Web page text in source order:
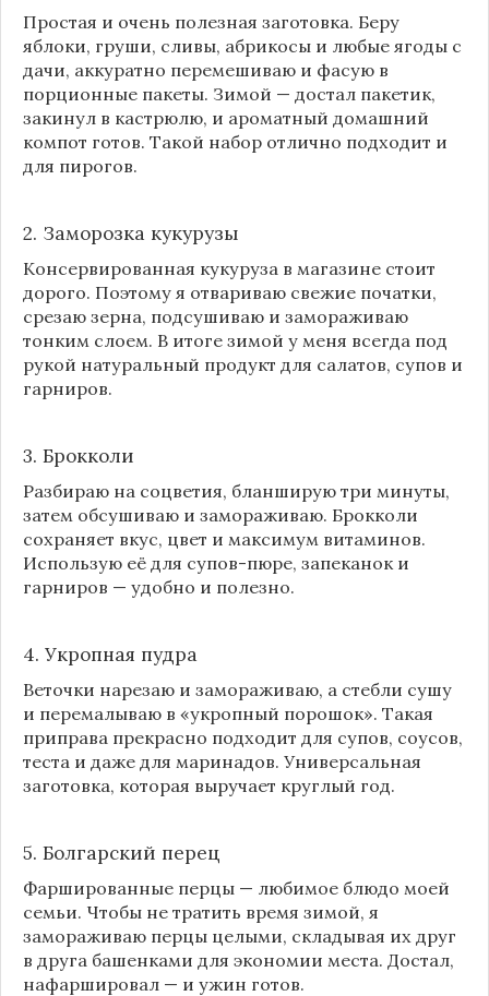
Простая и очень полезная заготовка. Беру
яблоки, груши, сливы, абрикосы и любые ягоды с
дачи, аккуратно перемешиваю и фасую в
порционные пакеты. Зимой — достал пакетик,
закинул в кастрюлю, и ароматный домашний
компот готов. Такой набор отлично подходит и
для пирогов.
2. Заморозка кукурузы
Консервированная кукуруза в магазине стоит
дорого. Поэтому я отвариваю свежие початки,
срезаю зерна, подсушиваю и замораживаю
тонким слоем. В итоге зимой у меня всегда под
рукой натуральный продукт для салатов, супов и
гарниров.
3. Брокколи
Разбираю на соцветия, бланширую три минуты,
затем обсушиваю и замораживаю. Брокколи
сохраняет вкус, цвет и максимум витаминов.
Использую её для супов-пюре, запеканок и
гарниров — удобно и полезно.
4. Укропная пудра
Веточки нарезаю и замораживаю, а стебли сушу
и перемалываю в «укропный порошок». Такая
приправа прекрасно подходит для супов, соусов,
теста и даже для маринадов. Универсальная
заготовка, которая выручает круглый год.
5. Болгарский перец
Фаршированные перцы — любимое блюдо моей
семьи. Чтобы не тратить время зимой, я
замораживаю перцы целыми, складывая их друг
в друга башенками для экономии места. Достал,
нафаршировал — и ужин готов.